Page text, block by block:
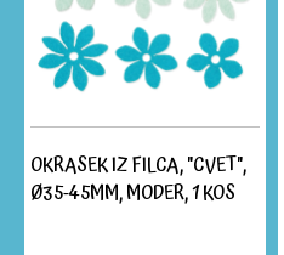
OKRASEK IZ FILCA, "CVET",
Ø35-45MM, MODER, 1 KOS